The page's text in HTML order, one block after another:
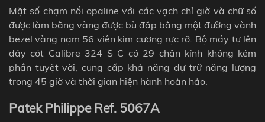
Mặt số chạm nổi opaline với các vạch chỉ giờ và chữ số
được làm bằng vàng được bù đắp bằng một đường vành
bezel vàng nạm 56 viên kim cương rực rỡ. Bộ máy tự lên
dây cót Calibre 324 S C có 29 chân kính không kém
phần tuyệt vời, cung cấp khả năng dự trữ năng lượng
trong 45 giờ và thời gian hiện hành hoàn hảo.
Patek Philippe Ref. 5067A